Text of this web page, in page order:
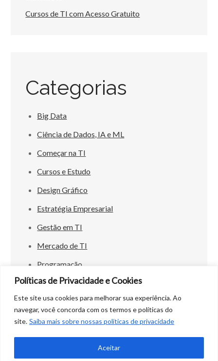
Políticas de Privacidade e Cookies
Este site usa cookies para melhorar sua experiência. Ao
navegar, você concorda com os termos e políticas do
site. Saiba mais sobre nossas políticas de privacidade
Aceitar
Cursos de TI com Acesso Gratuito
Categorias
Big Data
Ciência de Dados, IA e ML
Começar na TI
Cursos e Estudo
Design Gráfico
Estratégia Empresarial
Gestão em TI
Mercado de TI
Programação
Magazine byCreativ Themes